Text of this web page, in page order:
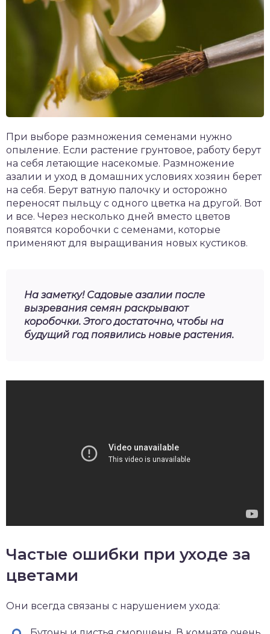
При выборе размножения семенами нужно
опыление. Если растение грунтовое, работу берут
на себя летающие насекомые. Размножение
азалии и уход в домашних условиях хозяин берет
на себя. Берут ватную палочку и осторожно
переносят пыльцу с одного цветка на другой. Вот
и все. Через несколько дней вместо цветов
появятся коробочки с семенами, которые
применяют для выращивания новых кустиков.
На заметку! Садовые азалии после
вызревания семян раскрывают
коробочки. Этого достаточно, чтобы на
будущий год появились новые растения.
Частые ошибки при уходе за
цветами
Они всегда связаны с нарушением ухода: